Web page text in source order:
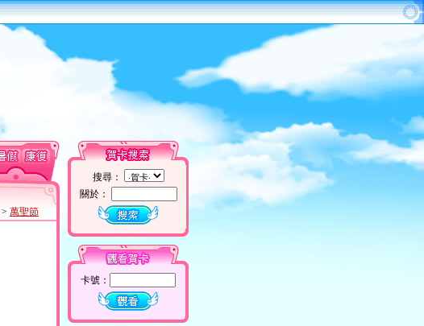
> 萬聖節
搜尋：
關於：
卡號：